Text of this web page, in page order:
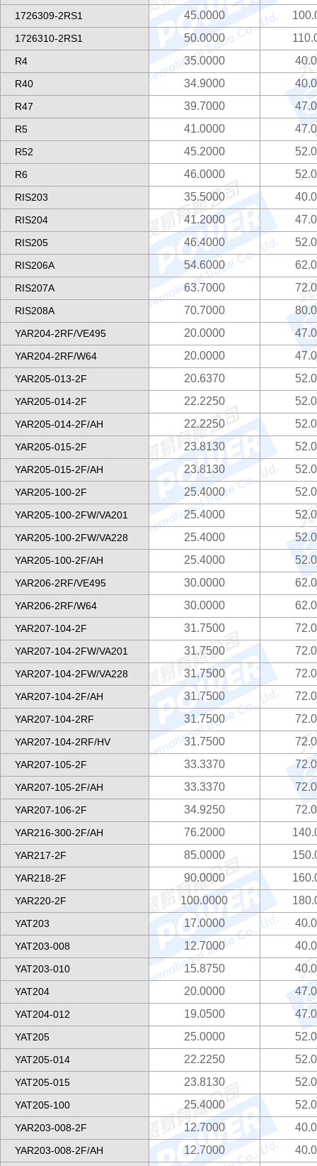
1726309-2RS1 45.0000
1726310-2RS1 50.0000
R4 35.0000
R40 34.9000
R47 39.7000
R5 41.0000
R52 45.2000
R6 46.0000
RIS203 35.5000
RIS204 41.2000
RIS205 46.4000
RIS206A 54.6000
RIS207A 63.7000
RIS208A 70.7000
YAR204-2RF/VE495 20.0000
YAR204-2RF/W64 20.0000
YAR205-013-2F 20.6370
YAR205-014-2F 22.2250
YAR205-014-2F/AH 22.2250
YAR205-015-2F 23.8130
YAR205-015-2F/AH 23.8130
YAR205-100-2F 25.4000
YAR205-100-2FW/VA201 25.4000
YAR205-100-2FW/VA228 25.4000
YAR205-100-2F/AH 25.4000
YAR206-2RF/VE495 30.0000
YAR206-2RF/W64 30.0000
YAR207-104-2F 31.7500
YAR207-104-2FW/VA201 31.7500
YAR207-104-2FW/VA228 31.7500
YAR207-104-2F/AH 31.7500
YAR207-104-2RF 31.7500
YAR207-104-2RF/HV 31.7500
YAR207-105-2F 33.3370
YAR207-105-2F/AH 33.3370
YAR207-106-2F 34.9250
YAR216-300-2F/AH 76.2000
YAR217-2F 85.0000
YAR218-2F 90.0000
YAR220-2F 100.0000
YAT203 17.0000
YAT203-008 12.7000
YAT203-010 15.8750
YAT204 20.0000
YAT204-012 19.0500
YAT205 25.0000
YAT205-014 22.2250
YAT205-015 23.8130
YAT205-100 25.4000
YAR203-008-2F 12.7000
YAR203-008-2F/AH 12.7000